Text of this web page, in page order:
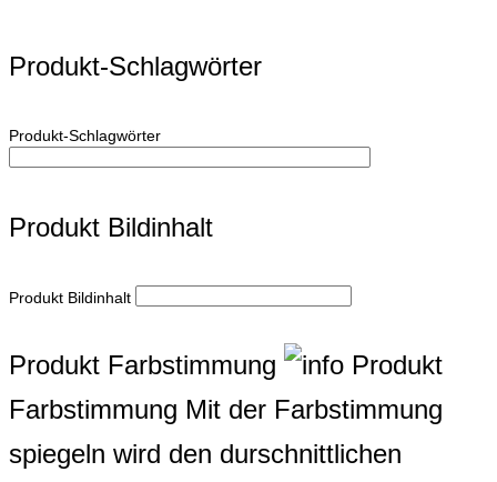
Produkt-Schlagwörter
Produkt-Schlagwörter
Produkt Bildinhalt
Produkt Bildinhalt
Produkt Farbstimmung
Produkt
Farbstimmung Mit der Farbstimmung
spiegeln wird den durschnittlichen